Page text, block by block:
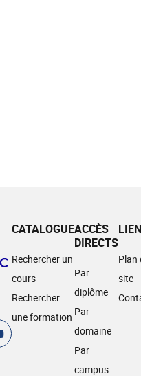
CATALOGUE
Rechercher un
cours
Rechercher
une formation
ACCÈS
DIRECTS
Par
diplôme
Par
domaine
Par
campus
Plan
site